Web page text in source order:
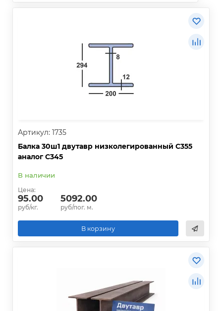
Артикул: 1735
Балка 30ш1 двутавр низколегированный С355
аналог С345
В наличии
Цена:
95.00
руб/кг.
5092.00
руб/пог. м.
В корзину